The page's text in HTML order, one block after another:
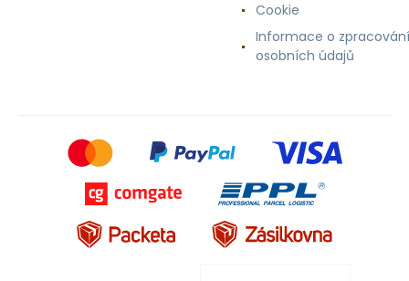
Cookie
Informace o zpracování
osobních údajů